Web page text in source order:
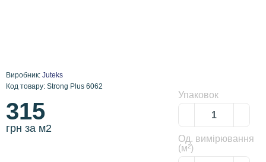
Виробник: Juteks
Код товару: Strong Plus 6062
315
грн за м2
Упаковок
Од. вимірювання
(м²)